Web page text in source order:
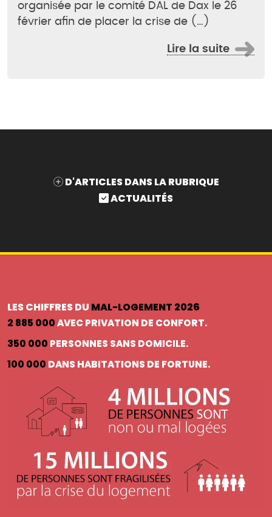
organisée par le comité DAL de Dax le 26
février afin de placer la crise de (…)
Lire la suite
D'ARTICLES DANS LA RUBRIQUE
ACTUALITÉS
LES CHIFFRES DU MAL-LOGEMENT 2026
2 885 000AVEC PRIVATION DE CONFORT.
350 000 PERSONNES SANS DOMICILE.
100 000 DANS HABITATIONS DE FORTUNE.